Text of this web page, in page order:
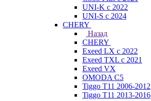
UNI-K с 2022
UNI-S с 2024
CHERY
Назад
CHERY
Exeed LX с 2022
Exeed TXL с 2021
Exeed VX
OMODA C5
Tiggo T11 2006-2012
Tiggo T11 2013-2016